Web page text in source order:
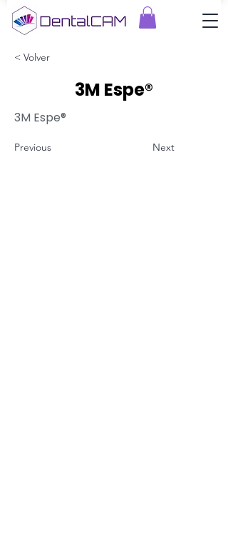
< Volver
3M Espe®
3M Espe®
Previous Next